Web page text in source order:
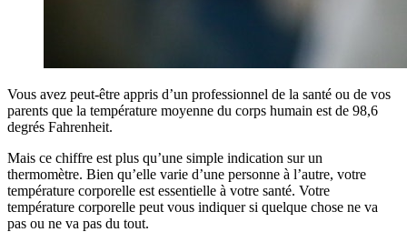
Vous avez peut-être appris d’un professionnel de la santé ou de vos
parents que la température moyenne du corps humain est de 98,6
degrés Fahrenheit.
Mais ce chiffre est plus qu’une simple indication sur un
thermomètre. Bien qu’elle varie d’une personne à l’autre, votre
température corporelle est essentielle à votre santé. Votre
température corporelle peut vous indiquer si quelque chose ne va
pas ou ne va pas du tout.